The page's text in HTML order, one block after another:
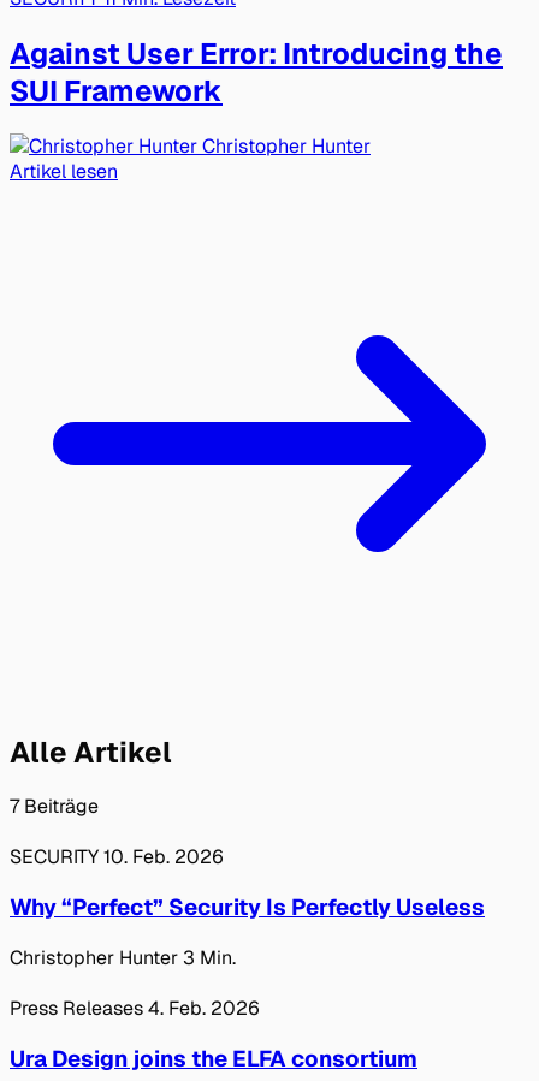
Against User Error: Introducing the
SUI Framework
Christopher Hunter
Artikel lesen
Alle Artikel
7 Beiträge
SECURITY10. Feb. 2026
Why “Perfect” Security Is Perfectly Useless
Christopher Hunter 3 Min.
Press Releases4. Feb. 2026
Ura Design joins the ELFA consortium